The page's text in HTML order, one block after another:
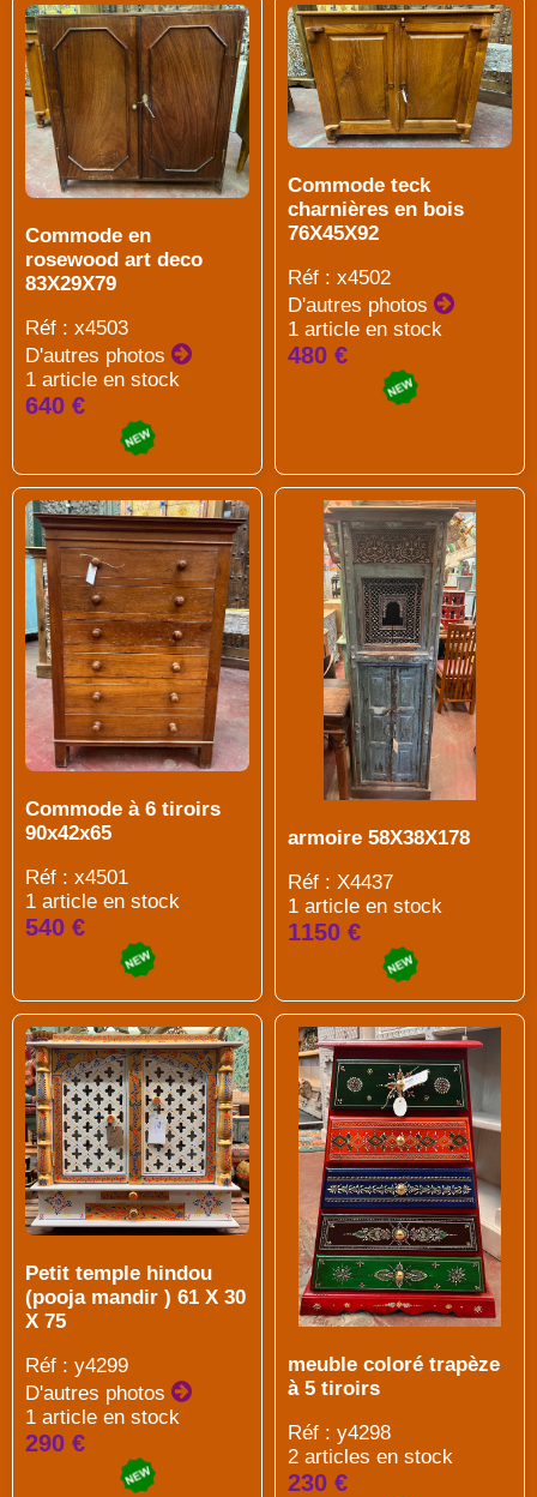
Commode en
rosewood art deco
83X29X79
Réf : x4503
D'autres photos
1 article en stock
640 €
Commode teck
charnières en bois
76X45X92
Réf : x4502
D'autres photos
1 article en stock
480 €
Commode à 6 tiroirs
90x42x65
Réf : x4501
1 article en stock
540 €
armoire 58X38X178
Réf : X4437
1 article en stock
1150 €
Petit temple hindou
(pooja mandir ) 61 X 30
X 75
Réf : y4299
D'autres photos
1 article en stock
290 €
meuble coloré trapèze
à 5 tiroirs
Réf : y4298
2 articles en stock
230 €